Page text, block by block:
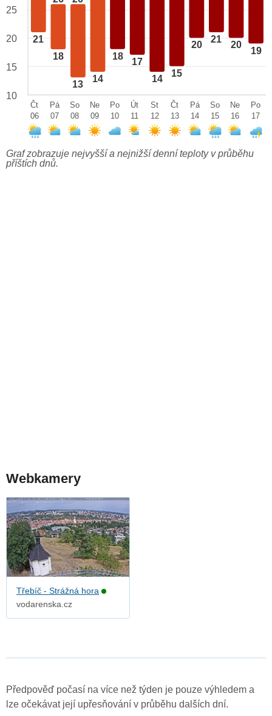
21
18
13
14
18
17
14
15
20
21
20
19
25
20
15
10
Čt
06
Pá
07
So
08
Ne
09
Po
10
Út
11
St
12
Čt
13
Pá
14
So
15
Ne
16
Po
17
Graf zobrazuje nejvyšší a nejnižší denní teploty v průběhu
příštích dnů.
Webkamery
Třebíč - Strážná hora
vodarenska.cz
Předpověď počasí na více než týden je pouze výhledem a
lze očekávat její upřesňování v průběhu dalších dní.